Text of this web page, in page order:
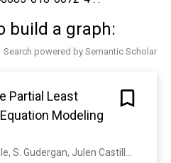
build a graph:
Search powered by Semantic Scholar
Partial Least
Modeling